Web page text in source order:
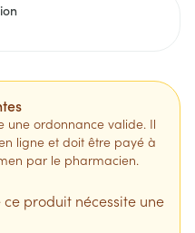
une ordonnance valide. Il
ligne et doit être payé à
par le pharmacien.
ce produit nécessite une